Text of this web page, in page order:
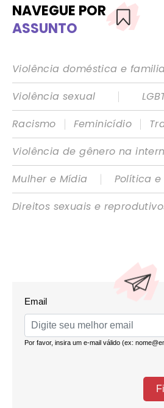
NAVEGUE POR
ASSUNTO
Violência doméstica e
Violência sexual
|
Racismo
| Feminicídio |
Violência de gênero na
Mulher e Mídia
|
Política
Direitos sexuais e